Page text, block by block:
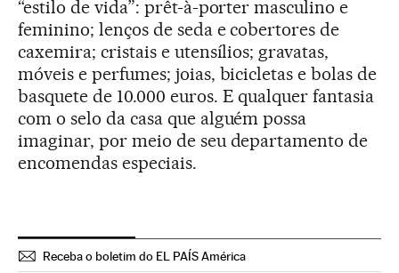
“estilo de vida”: prêt-à-porter masculino e
feminino; lenços de seda e cobertores de
caxemira; cristais e utensílios; gravatas,
móveis e perfumes; joias, bicicletas e bolas de
basquete de 10.000 euros. E qualquer fantasia
com o selo da casa que alguém possa
imaginar, por meio de seu departamento de
encomendas especiais.
Receba o boletim do EL PAÍS América